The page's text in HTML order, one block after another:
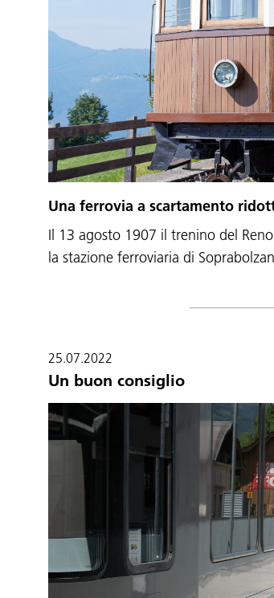
Una ferrovia a scartamento
Il 13 agosto 1907 il trenino del
la stazione ferroviaria di
25.07.2022
Un buon consiglio